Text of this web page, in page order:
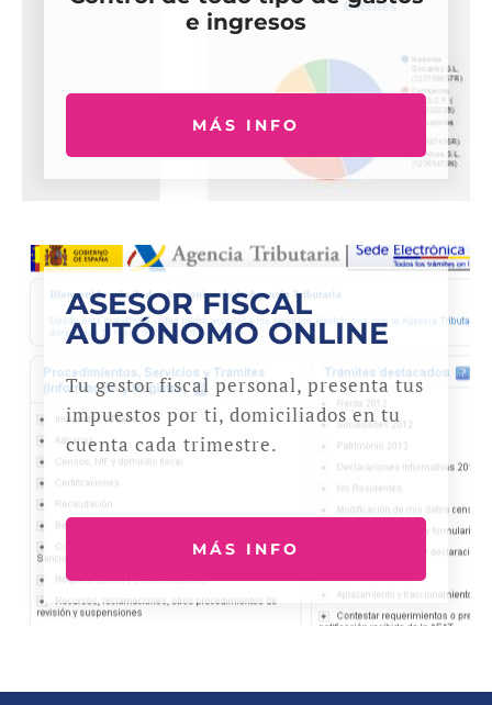
e ingresos
MÁS INFO
ASESOR FISCAL
AUTÓNOMO ONLINE
Tu gestor fiscal personal, presenta tus
impuestos por ti, domiciliados en tu
cuenta cada trimestre.
MÁS INFO